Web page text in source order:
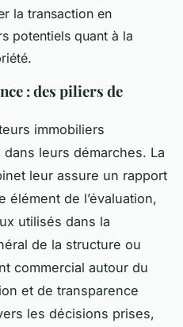
la transaction en
potentiels quant à la
: des piliers de
immobiliers
leurs démarches. La
leur assure un rapport
élément de l’évaluation,
utilisés dans la
de la structure ou
commercial autour du
et de transparence
les décisions prises,